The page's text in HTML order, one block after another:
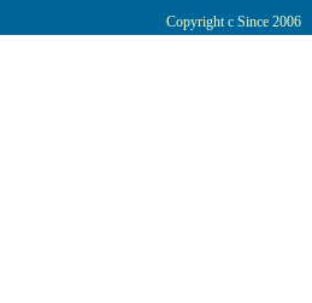
Copyright c Since